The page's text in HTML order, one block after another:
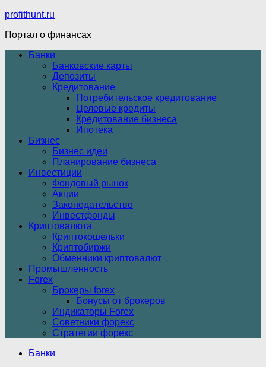
profithunt.ru
Портал о финансах
Банки
Банковские карты
Депозиты
Кредитование
Потребительское кредитование
Целевые кредиты
Кредитование бизнеса
Ипотека
Бизнес
Бизнес идеи
Планирование бизнеса
Инвестиции
Фондовый рынок
Акции
Законодательство
Инвестфонды
Криптовалюта
Криптокошельки
Криптобиржи
Обменники криптовалют
Промышленность
Forex
Брокеры forex
Бонусы от брокеров
Индикаторы Forex
Советники форекс
Стратегии форекс
Банки